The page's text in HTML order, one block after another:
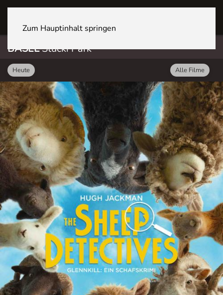
Zum Hauptinhalt springen
BASELStücki Park
Heute Alle Filme